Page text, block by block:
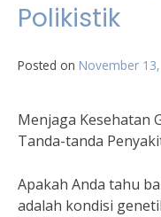
Polikistik
Posted on November
Menjaga Kesehatan
Tanda-tanda
Apakah Anda tahu
adalah kondisi